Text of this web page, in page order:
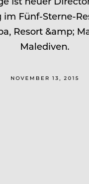
im Fünf-Sterne-
Resort &amp;
Malediven.
NOVEMBER 13, 2015